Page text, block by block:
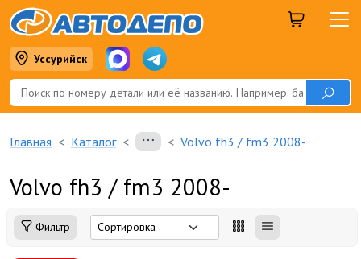
Уссурийск
Главная Каталог Volvo fh3 / fm3 2008-
Volvo fh3 / fm3 2008-
Фильтр